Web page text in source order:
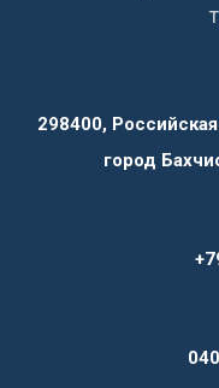
298400,
город